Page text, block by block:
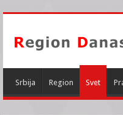
Srbija Region Svet